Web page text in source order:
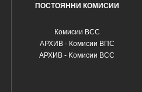
ПОСТОЯННИ КОМИСИИ
Комисии ВСС
АРХИВ - Комисии ВПС
АРХИВ - Kомисии ВСС